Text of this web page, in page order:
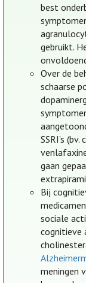
best
gebruikt.
Over de
schaarse
SSRI’s
gaan
Bij
sociale
cognitieve
meningen